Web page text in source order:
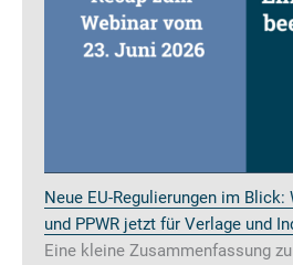
Neue EU-Regulierungen im Blick:
und PPWR jetzt für Verlage und
Eine kleine Zusammenfassung